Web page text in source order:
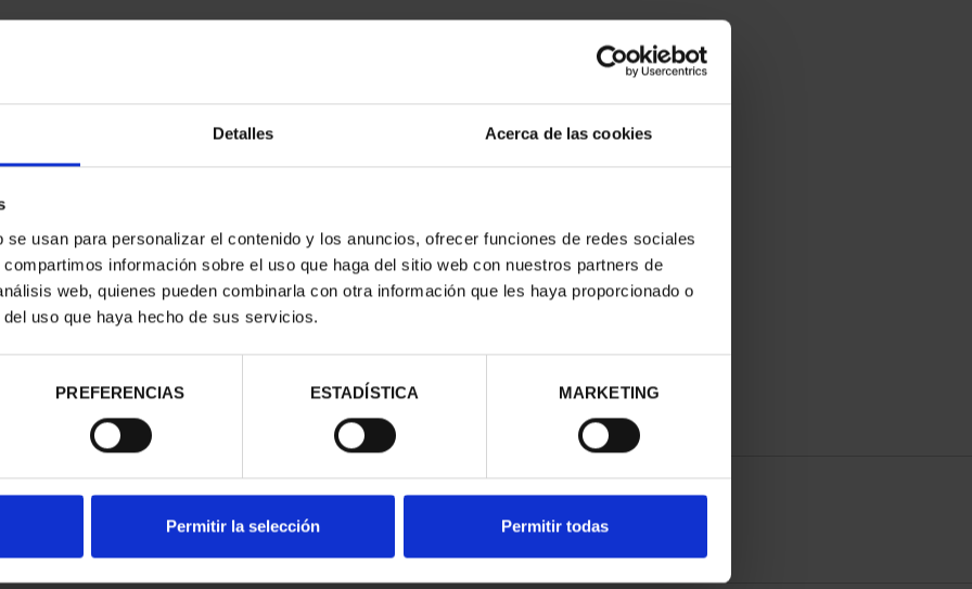
Detalles Acerca de las cookies
usan para personalizar el contenido y los anuncios, ofrecer funciones de redes sociales
información sobre el uso que haga del sitio web con nuestros partners de
web, quienes pueden combinarla con otra información que les haya proporcionado o
uso que haya hecho de sus servicios.
PREFERENCIAS ESTADÍSTICA MARKETING
Permitir la selección Permitir todas
II -
€
CIUDADES PATRIMONIO III -
TOLEDO
73,00 €